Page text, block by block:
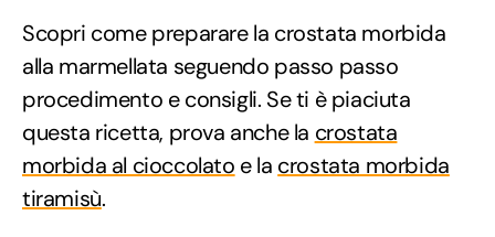
Scopri come preparare la crostata morbida
alla marmellata seguendo passo passo
procedimento e consigli. Se ti è piaciuta
questa ricetta, prova anche la crostata
morbida al cioccolato e la crostata morbida
tiramisù.